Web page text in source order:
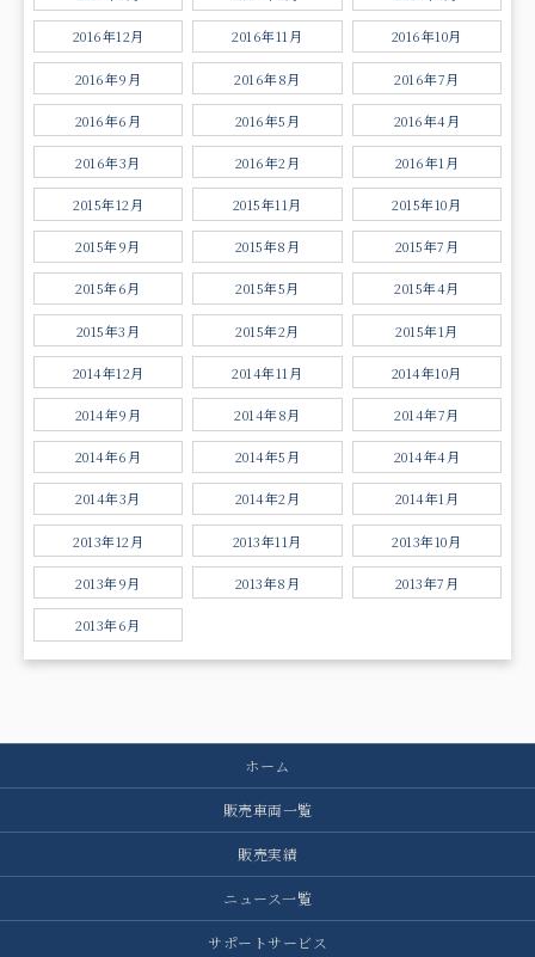
2016年12月 2016年11月 2016年10月
2016年9月 2016年8月 2016年7月
2016年6月 2016年5月 2016年4月
2016年3月 2016年2月 2016年1月
2015年12月 2015年11月 2015年10月
2015年9月 2015年8月 2015年7月
2015年6月 2015年5月 2015年4月
2015年3月 2015年2月 2015年1月
2014年12月 2014年11月 2014年10月
2014年9月 2014年8月 2014年7月
2014年6月 2014年5月 2014年4月
2014年3月 2014年2月 2014年1月
2013年12月 2013年11月 2013年10月
2013年9月 2013年8月 2013年7月
2013年6月
ホーム
販売車両一覧
販売実績
ニュース一覧
サポートサービス